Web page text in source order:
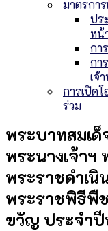
มาตรกา
ปร
หน้
กา
กา
เจ้
การเปิด
ร่วม
พระบาทสมเด็
พระนางเจ้าฯ
พระราชดำเนิ
พระราชพิธีพื
ขวัญ ประจำปี